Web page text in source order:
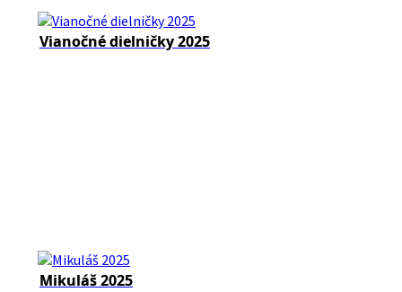
Vianočné dielničky 2025
Mikuláš 2025